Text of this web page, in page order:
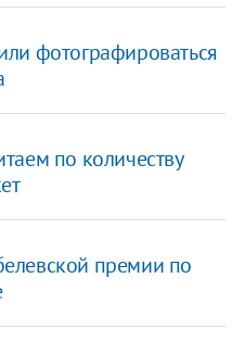
фотографироваться
по количеству
премии по